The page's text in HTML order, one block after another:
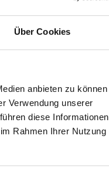
Über Cookies
anbieten zu können
Verwendung unserer
diese Informationen
Rahmen Ihrer Nutzung